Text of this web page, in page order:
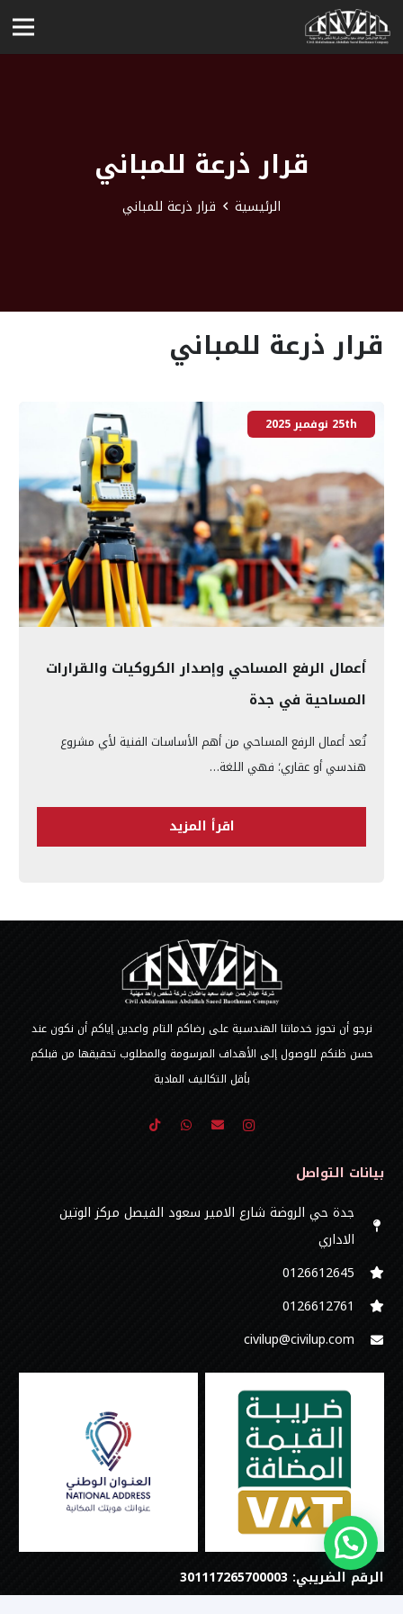
قرار ذرعة للمباني
الرئيسية قرار ذرعة للمباني
قرار ذرعة للمباني
أعمال الرفع المساحي وإصدار الكروكيات والقرارات
المساحية في جدة
تُعد أعمال الرفع المساحي من أهم الأساسات الفنية لأي مشروع
هندسي أو عقاري؛ فهي اللغة…
اقرأ المزيد
25th نوفمبر 2025
نرجو أن تحوز خدماتنا الهندسية على رضاكم التام واعدين إياكم أن نكون عند
حسن ظنكم للوصول إلى الأهداف المرسومة والمطلوب تحقيقها من قبلكم
بأقل التكاليف المادية
بيانات التواصل
جدة حي الروضة شارع الامير سعود الفيصل مركز الوتين
الاداري
0126612645‬
‭0126612761
civilup@civilup.com
الرقم الضريبي: 301117265700003